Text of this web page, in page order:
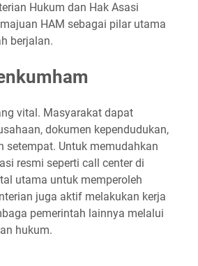
Hukum dan Hak Asasi
HAM sebagai pilar utama
berjalan.
vital. Masyarakat dapat
dokumen kependudukan,
setempat. Untuk memudahkan
resmi seperti call center di
utama untuk memperoleh
juga aktif melakukan kerja
pemerintah lainnya melalui
hukum.